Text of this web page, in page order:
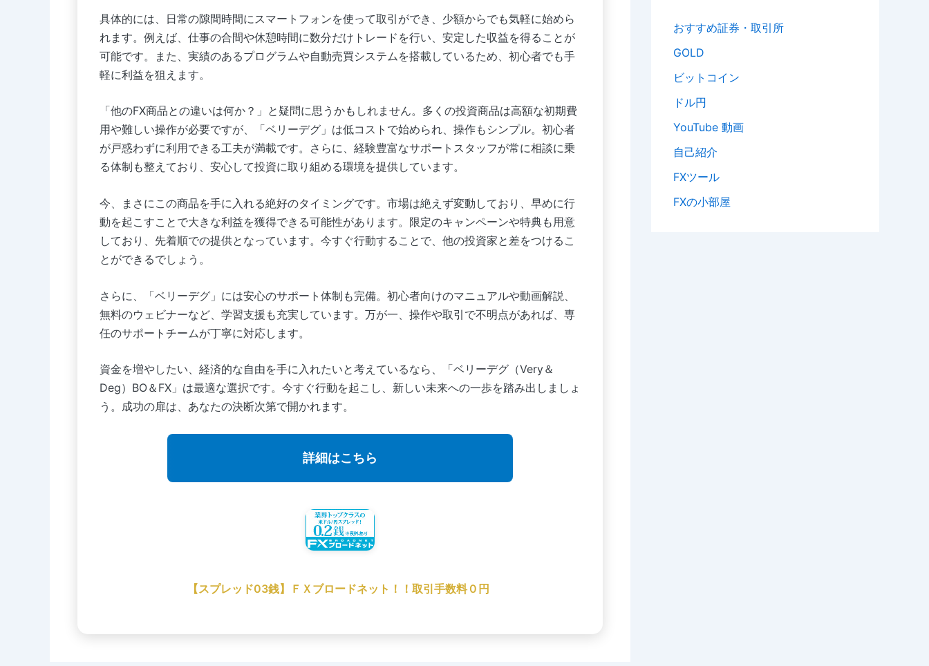
具体的には、日常の隙間時間にスマートフォンを使って取引ができ、少額からでも気軽に始めら
れます。例えば、仕事の合間や休憩時間に数分だけトレードを行い、安定した収益を得ることが
可能です。また、実績のあるプログラムや自動売買システムを搭載しているため、初心者でも手
軽に利益を狙えます。
「他のFX商品との違いは何か？」と疑問に思うかもしれません。多くの投資商品は高額な初期費
用や難しい操作が必要ですが、「ベリーデグ」は低コストで始められ、操作もシンプル。初心者
が戸惑わずに利用できる工夫が満載です。さらに、経験豊富なサポートスタッフが常に相談に乗
る体制も整えており、安心して投資に取り組める環境を提供しています。
今、まさにこの商品を手に入れる絶好のタイミングです。市場は絶えず変動しており、早めに行
動を起こすことで大きな利益を獲得できる可能性があります。限定のキャンペーンや特典も用意
しており、先着順での提供となっています。今すぐ行動することで、他の投資家と差をつけるこ
とができるでしょう。
さらに、「ベリーデグ」には安心のサポート体制も完備。初心者向けのマニュアルや動画解説、
無料のウェビナーなど、学習支援も充実しています。万が一、操作や取引で不明点があれば、専
任のサポートチームが丁寧に対応します。
資金を増やしたい、経済的な自由を手に入れたいと考えているなら、「ベリーデグ（Very＆
Deg）BO＆FX」は最適な選択です。今すぐ行動を起こし、新しい未来への一歩を踏み出しましょ
う。成功の扉は、あなたの決断次第で開かれます。
詳細はこちら
【スプレッド03銭】ＦＸブロードネット！！取引手数料０円
おすすめ証券・取引所
GOLD
ビットコイン
ドル円
YouTube 動画
自己紹介
FXツール
FXの小部屋